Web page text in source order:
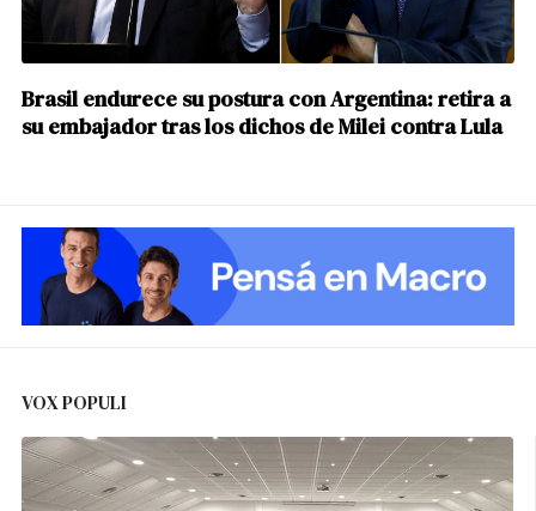
Brasil endurece su postura con Argentina: retira a
su embajador tras los dichos de Milei contra Lula
VOX POPULI